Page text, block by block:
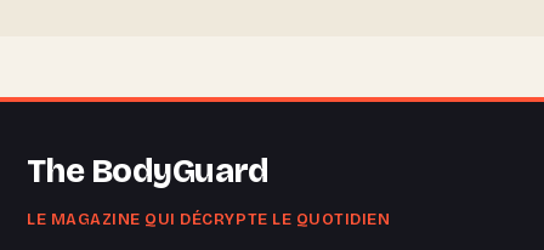
The BodyGuard
LE MAGAZINE QUI DÉCRYPTE LE QUOTIDIEN